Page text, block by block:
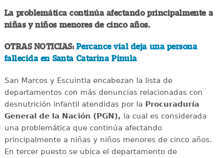
La problemática continúa afectando principalmente a
niñas y niños menores de cinco años.
OTRAS NOTICIAS: Percance vial deja una persona
fallecida en Santa Catarina Pinula
San Marcos y Escuintla encabezan la lista de
departamentos con más denuncias relacionadas con
desnutrición infantil atendidas por la Procuraduría
General de la Nación (PGN), la cual es considerada
una problemática que continúa afectando
principalmente a niñas y niños menores de cinco años.
En tercer puesto se ubica el departamento de